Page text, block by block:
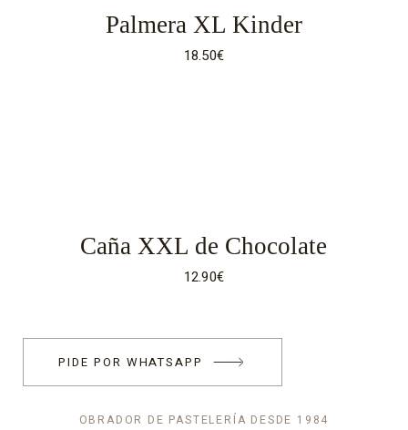
Palmera XL Kinder
18.50€
Caña XXL de Chocolate
12.90€
PIDE POR WHATSAPP
OBRADOR DE PASTELERÍA DESDE 1984